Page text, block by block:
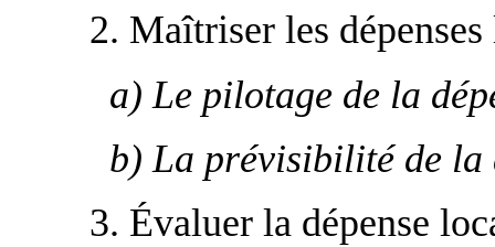
2. Maîtriser les dépenses
a) Le pilotage de la
b) La prévisibilité de la
3. Évaluer la dépense